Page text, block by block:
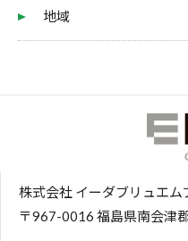
地域
株式会社 イーダブリュエム
〒967-0016 福島県南会津